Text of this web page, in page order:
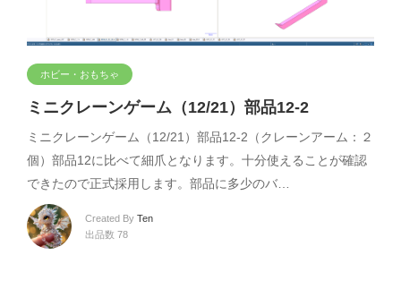
ホビー・おもちゃ
ミニクレーンゲーム（12/21）部品12-2
ミニクレーンゲーム（12/21）部品12-2（クレーンアーム：２
個）部品12に比べて細爪となります。十分使えることが確認
できたので正式採用します。部品に多少のバ…
Created By Ten
出品数 78